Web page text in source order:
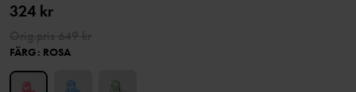
324 kr
FÄRG: ROSA